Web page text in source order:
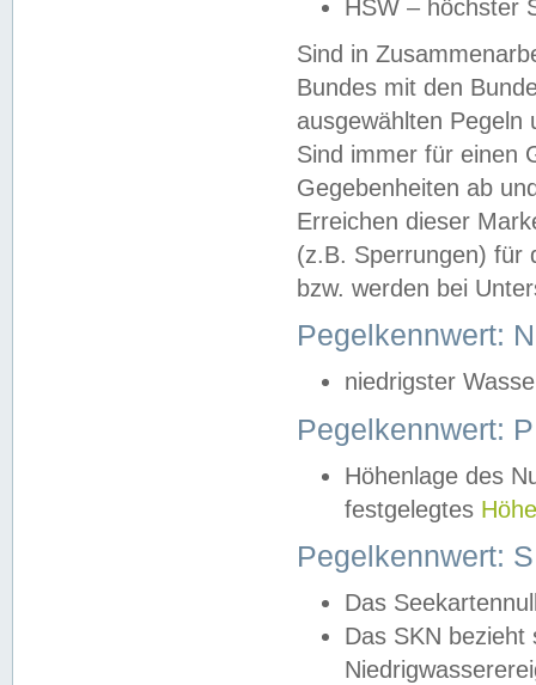
HSW – höchster
Sind in
Bundes mit den
ausgewählten
Sind immer für einen
Gegebenheiten ab
Erreichen dieser
(z.B. Sperrungen) für
bzw. werden bei
Pegelkennwert:
niedrigster
Pegelkennwert:
Höhenlage des
festgelegtes
Pegelkennwert:
Das
Das SKN